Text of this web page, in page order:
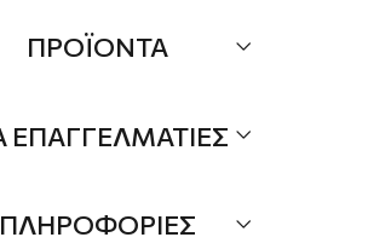
Επικοινωνία
ΠΡΟΪΟΝΤΑ
Προσφορές
Brands
ΕΠΑΓΓΕΛΜΑΤΙΕΣ
Λογαριαμός
ΠΛΗΡΟΦΟΡΙΕΣ